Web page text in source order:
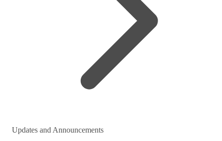
Updates and Announcements